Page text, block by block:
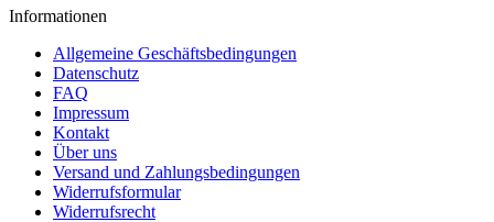
Informationen
Allgemeine Geschäftsbedingungen
Datenschutz
FAQ
Impressum
Kontakt
Über uns
Versand und Zahlungsbedingungen
Widerrufsformular
Widerrufsrecht